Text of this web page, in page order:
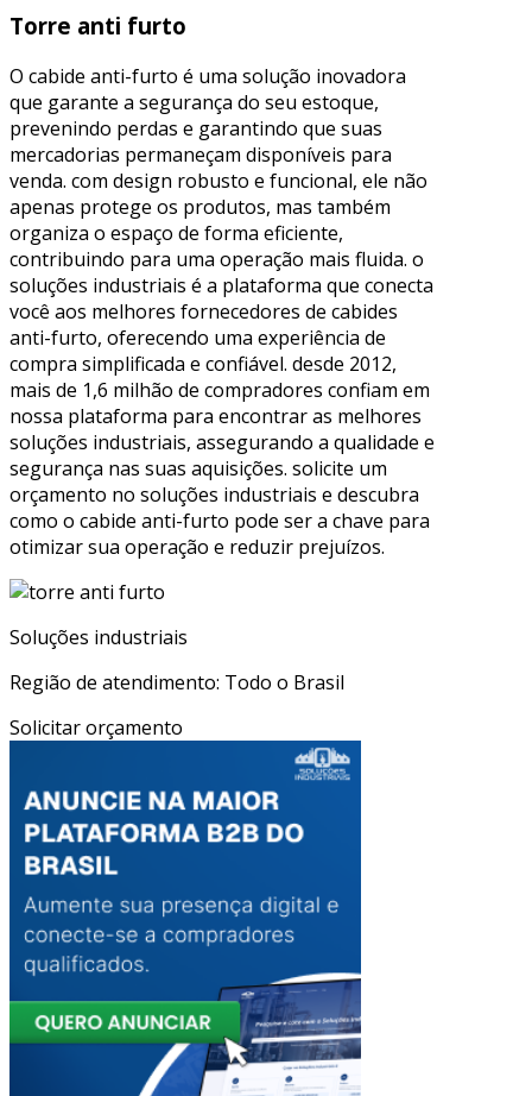
Torre anti furto
O cabide anti-furto é uma solução inovadora
que garante a segurança do seu estoque,
prevenindo perdas e garantindo que suas
mercadorias permaneçam disponíveis para
venda. com design robusto e funcional, ele não
apenas protege os produtos, mas também
organiza o espaço de forma eficiente,
contribuindo para uma operação mais fluida. o
soluções industriais é a plataforma que conecta
você aos melhores fornecedores de cabides
anti-furto, oferecendo uma experiência de
compra simplificada e confiável. desde 2012,
mais de 1,6 milhão de compradores confiam em
nossa plataforma para encontrar as melhores
soluções industriais, assegurando a qualidade e
segurança nas suas aquisições. solicite um
orçamento no soluções industriais e descubra
como o cabide anti-furto pode ser a chave para
otimizar sua operação e reduzir prejuízos.
Soluções industriais
Região de atendimento: Todo o Brasil
Solicitar orçamento